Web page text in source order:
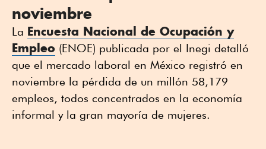
noviembre
La Encuesta Nacional de Ocupación y
Empleo (ENOE) publicada por el Inegi detalló
que el mercado laboral en México registró en
noviembre la pérdida de un millón 58,179
empleos, todos concentrados en la economía
informal y la gran mayoría de mujeres.